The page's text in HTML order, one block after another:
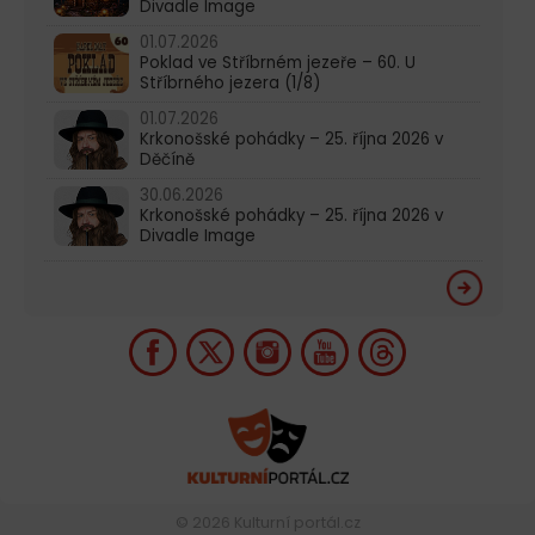
Divadle Image
01.07.2026
Poklad ve Stříbrném jezeře – 60. U
Stříbrného jezera (1/8)
01.07.2026
Krkonošské pohádky – 25. října 2026 v
Děčíně
30.06.2026
Krkonošské pohádky – 25. října 2026 v
Divadle Image
© 2026 Kulturní portál.cz